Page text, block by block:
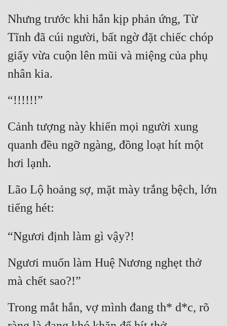
Nhưng trước khi hắn kịp phản ứng, Từ
Tĩnh đã cúi người, bất ngờ đặt chiếc chóp
giấy vừa cuộn lên mũi và miệng của phụ
nhân kia.
“!!!!!!”
Cảnh tượng này khiến mọi người xung
quanh đều ngỡ ngàng, đồng loạt hít một
hơi lạnh.
Lão Lộ hoảng sợ, mặt mày trắng bệch, lớn
tiếng hét:
“Ngươi định làm gì vậy?!
Ngươi muốn làm Huệ Nương nghẹt thở
mà chết sao?!”
Trong mắt hắn, vợ mình đang th* d*c, rõ